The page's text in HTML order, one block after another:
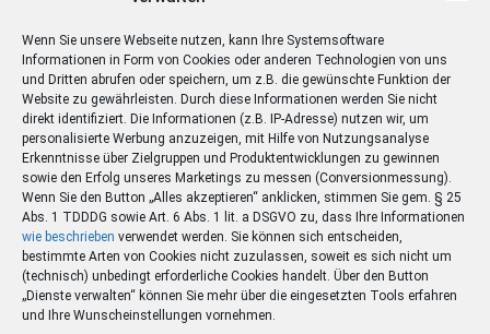
Wenn Sie unsere Webseite nutzen, kann Ihre Systemsoftware
Informationen in Form von Cookies oder anderen Technologien von uns
und Dritten abrufen oder speichern, um z.B. die gewünschte Funktion der
Website zu gewährleisten. Durch diese Informationen werden Sie nicht
direkt identifiziert. Die Informationen (z.B. IP-Adresse) nutzen wir, um
personalisierte Werbung anzuzeigen, mit Hilfe von Nutzungsanalyse
Erkenntnisse über Zielgruppen und Produktentwicklungen zu gewinnen
sowie den Erfolg unseres Marketings zu messen (Conversionmessung).
Wenn Sie den Button „Alles akzeptieren“ anklicken, stimmen Sie gem. § 25
Abs. 1 TDDDG sowie Art. 6 Abs. 1 lit. a DSGVO zu, dass Ihre Informationen
wie beschrieben verwendet werden. Sie können sich entscheiden,
bestimmte Arten von Cookies nicht zuzulassen, soweit es sich nicht um
(technisch) unbedingt erforderliche Cookies handelt. Über den Button
„Dienste verwalten“ können Sie mehr über die eingesetzten Tools erfahren
und Ihre Wunscheinstellungen vornehmen.
4. Ist die App kostenpflichtig?
5. Wo finde ich die aktuellen Nachrichten?
6. Wo finde ich das Archiv?
7. Kann ich das E-Paper auch offline lesen?
8. Wie navigiere ich innerhalb der E-Paper-
Ausgabe?
9. Wie kann ich die Schriftgröße ändern?
10. Kann ich Nachrichteninhalte auch